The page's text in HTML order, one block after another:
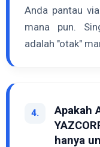
Anda pantau
mana pun.
adalah "otak"
4.
Apakah
hanya